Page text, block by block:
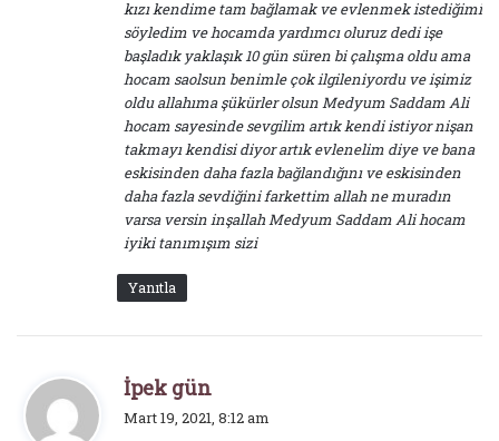
kızı kendime tam bağlamak ve evlenmek istediğimi
söyledim ve hocamda yardımcı oluruz dedi işe
başladık yaklaşık 10 gün süren bi çalışma oldu ama
hocam saolsun benimle çok ilgileniyordu ve işimiz
oldu allahıma şükürler olsun Medyum Saddam Ali
hocam sayesinde sevgilim artık kendi istiyor nişan
takmayı kendisi diyor artık evlenelim diye ve bana
eskisinden daha fazla bağlandığını ve eskisinden
daha fazla sevdiğini farkettim allah ne muradın
varsa versin inşallah Medyum Saddam Ali hocam
iyiki tanımışım sizi
Yanıtla
İpek gün
d
Mart 19, 2021, 8:12 am